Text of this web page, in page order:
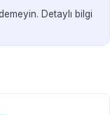
Detaylı bilgi